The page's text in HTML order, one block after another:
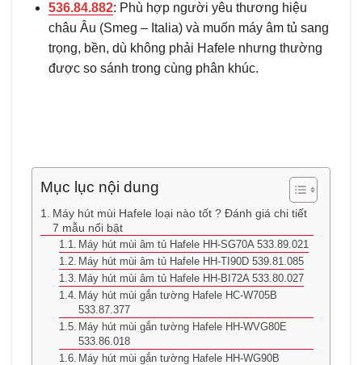
536.84.882: Phù hợp người yêu thương hiệu
châu Âu (Smeg – Italia) và muốn máy âm tủ sang
trọng, bền, dù không phải Hafele nhưng thường
được so sánh trong cùng phân khúc.
Mục lục nội dung
Máy hút mùi Hafele loại nào tốt ? Đánh giá chi tiết
7 mẫu nổi bật
Máy hút mùi âm tủ Hafele HH-SG70A 533.89.021
Máy hút mùi âm tủ Hafele HH-TI90D 539.81.085
Máy hút mùi âm tủ Hafele HH-BI72A 533.80.027
Máy hút mùi gắn tường Hafele HC-W705B
533.87.377
Máy hút mùi gắn tường Hafele HH-WVG80E
533.86.018
Máy hút mùi gắn tường Hafele HH-WG90B